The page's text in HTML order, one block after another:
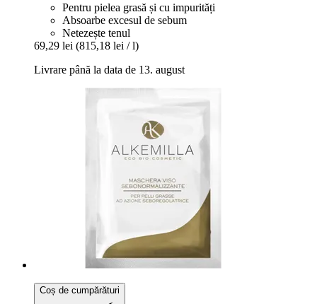
Pentru pielea grasă și cu impurități
Absoarbe excesul de sebum
Netezește tenul
69,29 lei (815,18 lei / l)
Livrare până la data de 13. august
Coș de cumpărături